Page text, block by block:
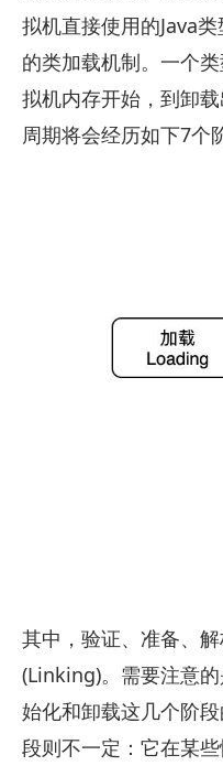
拟机直接使用的Java
的类加载机制。一个
拟机内存开始，到卸
周期将会经历如下7个
其中，验证、准备、
(Linking)。需要注意
始化和卸载这几个阶
段则不一定：它在某